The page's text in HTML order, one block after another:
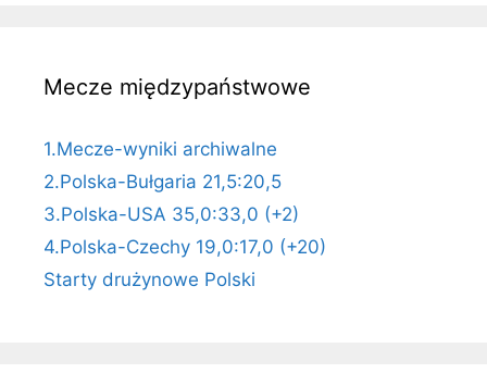
Mecze międzypaństwowe
1.Mecze-wyniki archiwalne
2.Polska-Bułgaria 21,5:20,5
3.Polska-USA 35,0:33,0 (+2)
4.Polska-Czechy 19,0:17,0 (+20)
Starty drużynowe Polski